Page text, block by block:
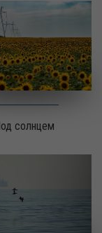
солнцем